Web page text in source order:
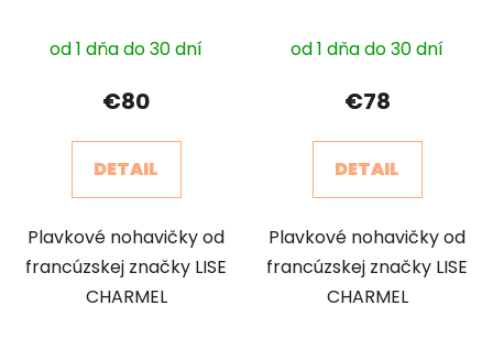
od 1 dňa do 30 dní
€80
DETAIL
Plavkové nohavičky od
francúzskej značky LISE
CHARMEL
od 1 dňa do 30 dní
€78
DETAIL
Plavkové nohavičky od
francúzskej značky LISE
CHARMEL